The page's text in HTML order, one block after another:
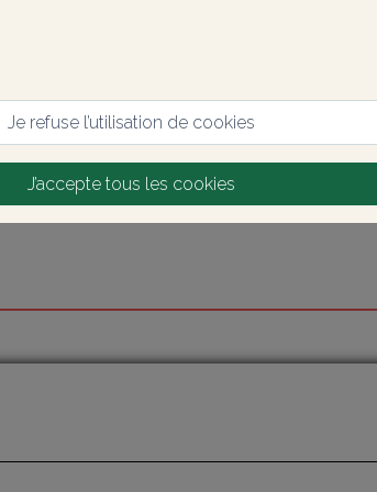
Je refuse l’utilisation de cookies
J’accepte tous les cookies